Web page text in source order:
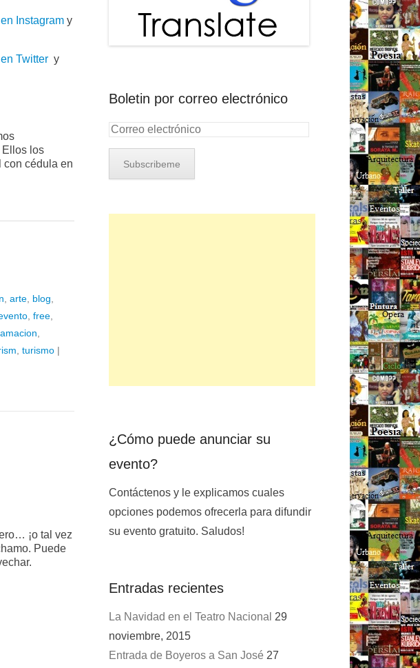
Instagram y
Twitter y
Ellos los
con cédula en
arte blog
free
turismo |
¡o tal vez
Puede
Boletin por correo electrónico
¿Cómo puede anunciar su
evento?
Contáctenos y le explicamos cuales
opciones podemos ofrecerla para difundir
su evento gratuito. Saludos!
Entradas recientes
La Navidad en el Teatro Nacional 29
noviembre, 2015
Entrada de Boyeros a San José 27